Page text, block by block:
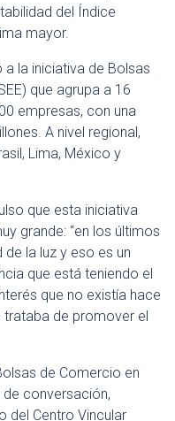
del Índice
mayor.
la iniciativa de Bolsas
que agrupa a 16
empresas, con una
A nivel regional,
Lima, México y
que esta iniciativa
grande: “en los últimos
la luz y eso es un
que está teniendo el
que no existía hace
trataba de promover el
de Comercio en
conversación,
del Centro Vincular